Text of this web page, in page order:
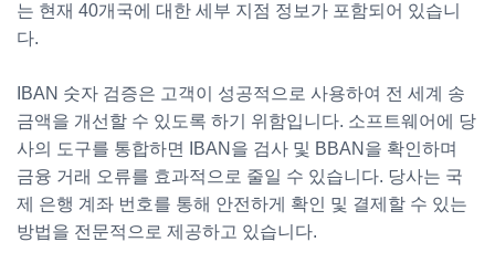
는 현재 40개국에 대한 세부 지점 정보가 포함되어 있습니
다.
IBAN 숫자 검증은 고객이 성공적으로 사용하여 전 세계 송
금액을 개선할 수 있도록 하기 위함입니다. 소프트웨어에 당
사의 도구를 통합하면 IBAN을 검사 및 BBAN을 확인하며
금융 거래 오류를 효과적으로 줄일 수 있습니다. 당사는 국
제 은행 계좌 번호를 통해 안전하게 확인 및 결제할 수 있는
방법을 전문적으로 제공하고 있습니다.